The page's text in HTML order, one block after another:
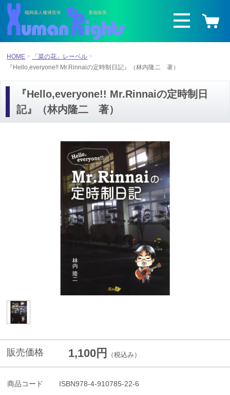
HOME
「菜の花」レーベル
『Hello,everyone!! Mr.Rinnaiの定時制日記』（林内隆二 著）
『Hello,everyone!! Mr.Rinnaiの定時制日
記』（林内隆二 著）
販売価格 1,100円 （税込み）
商品コード ISBN978-4-910785-22-6